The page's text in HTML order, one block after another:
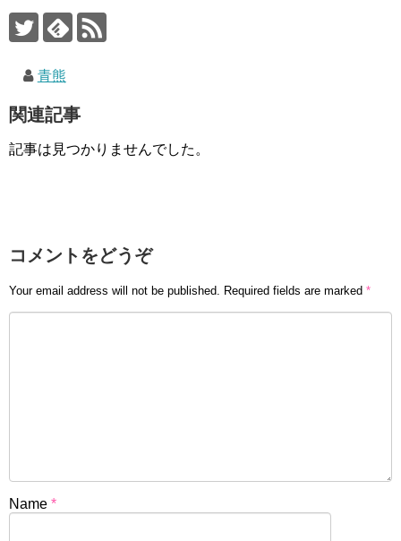
青熊
関連記事
記事は見つかりませんでした。
コメントをどうぞ
Your email address will not be published. Required fields are marked *
Name *